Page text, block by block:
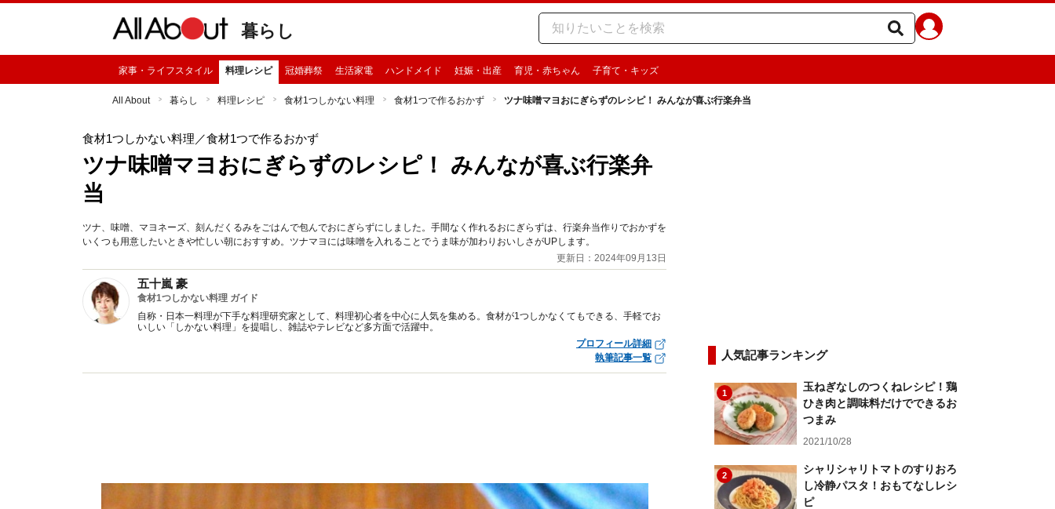
暮らし
家事・ライフスタイル 料理レシピ 冠婚葬祭 生活家電 ハンドメイド 妊娠・出産 育児・赤ちゃん 子育て・キッズ
All About 暮らし 料理レシピ 食材1つしかない料理 食材1つで作るおかず ツナ味噌マヨおにぎらずのレシピ！ みんなが喜ぶ行楽弁当
食材1つしかない料理 ／食材1つで作るおかず
ツナ味噌マヨおにぎらずのレシピ！ みんなが喜ぶ行楽弁
当
ツナ、味噌、マヨネーズ、刻んだくるみをごはんで包んでおにぎらずにしました。手間なく作れるおにぎらずは、行楽弁当作りでおかずを
いくつも用意したいときや忙しい朝におすすめ。ツナマヨには味噌を入れることでうま味が加わりおいしさがUPします。
更新日：2024年09月13日
五十嵐 豪
食材1つしかない料理 ガイド
自称・日本一料理が下手な料理研究家として、料理初心者を中心に人気を集める。食材が1つしかなくてもできる、手軽でお
いしい「しかない料理」を提唱し、雑誌やテレビなど多方面で活躍中。
プロフィール詳細
執筆記事一覧
人気記事ランキング
1
玉ねぎなしのつくねレシピ！鶏
ひき肉と調味料だけでできるお
つまみ
2021/10/28
2
シャリシャリトマトのすりおろ
し冷静パスタ！おもてなしレシ
ピ